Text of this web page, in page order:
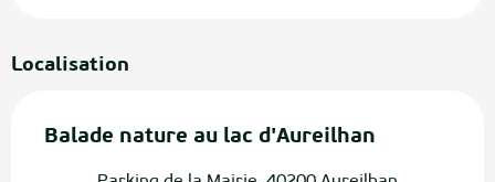
Localisation
Balade nature au lac d'Aureilhan